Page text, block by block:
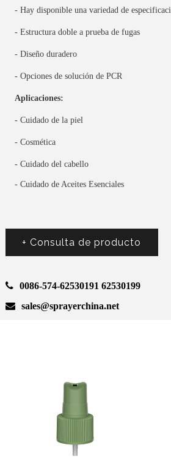
- Hay disponible una variedad de
- Estructura doble a prueba de fugas
- Diseño duradero
- Opciones de solución de PCR
Aplicaciones:
- Cuidado de la piel
- Cosmética
- Cuidado del cabello
- Cuidado de Aceites Esenciales
+ Consulta de producto
0086-574-62530191 62530199
sales@sprayerchina.net